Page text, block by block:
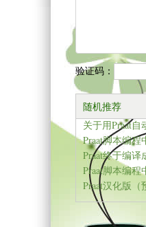
验证码：
随机推荐
关于用Praat
Praat脚本编程
Praat终于编
Praat脚本编程
Praat汉化版（